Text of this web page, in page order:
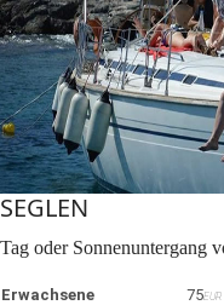
SEGLEN
Tag oder Sonnenuntergang
Erwachsene 75EUR